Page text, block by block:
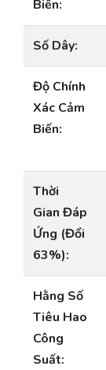
Biến:
Số Dây:
Độ Chính
Xác Cảm
Biến:
Thời
Gian Đáp
Ứng (Đổi
63%):
Hằng Số
Tiêu Hao
Công
Suất: